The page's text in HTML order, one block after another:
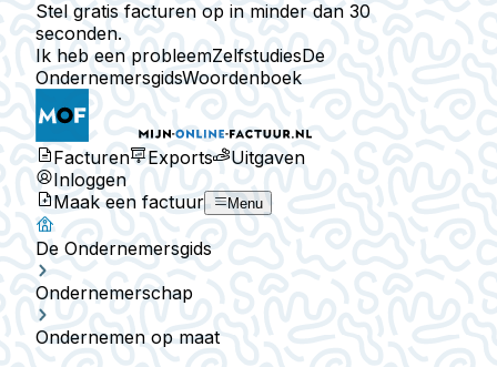
Stel gratis facturen op in minder dan 30
seconden.
Ik heb een probleemZelfstudiesDe
OndernemersgidsWoordenboek
Facturen Exports
Uitgaven
Inloggen
Maak een factuur
Menu
De Ondernemersgids
Ondernemerschap
Ondernemen op maat